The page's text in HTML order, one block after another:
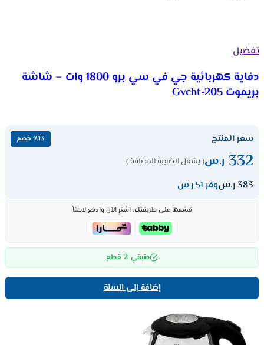
تفضيل
دفاية كهربائية جي في سي برو 1800 وات – شاشة
بريموت Gvcht-205
سعر المنتج ٪13 خصم
332 ر.س( يشمل الضريبة المضافة )
383ر.سوفر 51 ر.س
قسّمها على طريقتك، اشترِ الآن وادفع لاحقاً
متبقي 2 قطع
إضافة إلى السلة